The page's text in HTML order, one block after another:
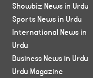
Showbiz News in Urdu
Sports News in Urdu
International News in
Urdu
Business News in Urdu
Urdu Magazine